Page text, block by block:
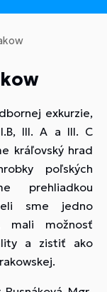
exkurzie,
III. A a III. C
kráľovský hrad
poľských
prehliadkou
sme jedno
mali možnosť
a zistiť ako